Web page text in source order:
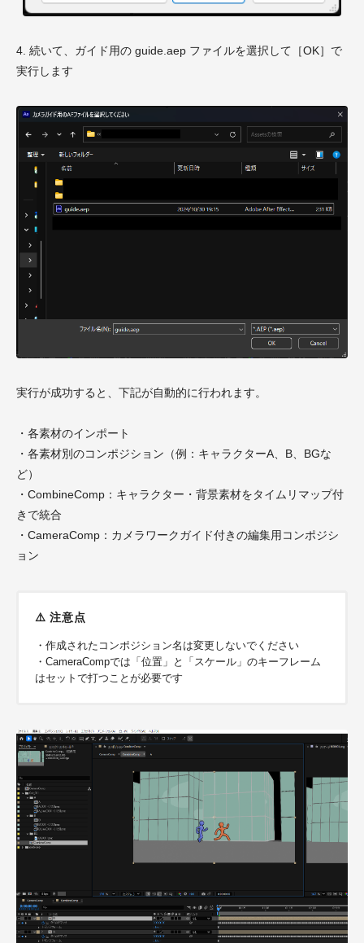
4. 続いて、ガイド用の guide.aep ファイルを選択して［OK］で
実行します
実行が成功すると、下記が自動的に行われます。
・各素材のインポート
・各素材別のコンポジション（例：キャラクターA、B、BGな
ど）
・CombineComp：キャラクター・背景素材をタイムリマップ付
きで統合
・CameraComp：カメラワークガイド付きの編集用コンポジシ
ョン
⚠️ 注意点
・作成されたコンポジション名は変更しないでください
・CameraCompでは「位置」と「スケール」のキーフレーム
はセットで打つことが必要です